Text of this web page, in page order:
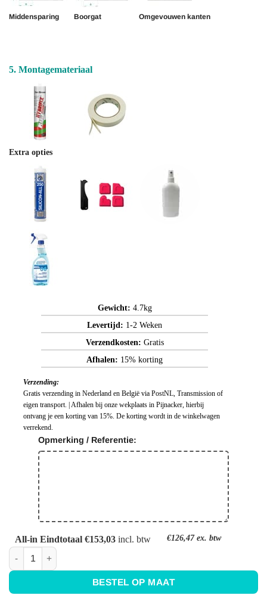
Middensparing Boorgat Omgevouwen kanten
5. Montagemateriaal
Extra opties
Gewicht: 4.7kg
Levertijd: 1-2 Weken
Verzendkosten: Gratis
Afhalen: 15% korting
Verzending:
Gratis verzending in Nederland en België via PostNL, Transmission of
eigen transport. | Afhalen bij onze wekplaats in Pijnacker, hierbij
ontvang je een korting van 15%. De korting wordt in de winkelwagen
verrekend.
Opmerking / Referentie:
All-in Eindtotaal €153,03 incl. btw €126,47ex. btw
Keuken achterwand grijs - Ral 7032 - Kiezelgrijs aantal
BESTEL OP MAAT